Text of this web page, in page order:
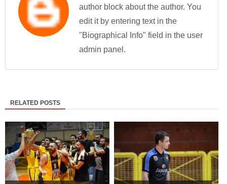
author block about the author. You
edit it by entering text in the
"Biographical Info" field in the user
admin panel.
RELATED POSTS